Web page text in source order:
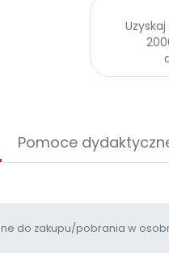
Pomoce
do zakupu/pobrania w